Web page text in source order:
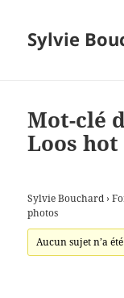
Sylvie
Mot-clé
Loos
Sylvie Bouchard ›
photos
Aucun sujet n’a